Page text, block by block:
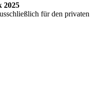
2025
für den privaten